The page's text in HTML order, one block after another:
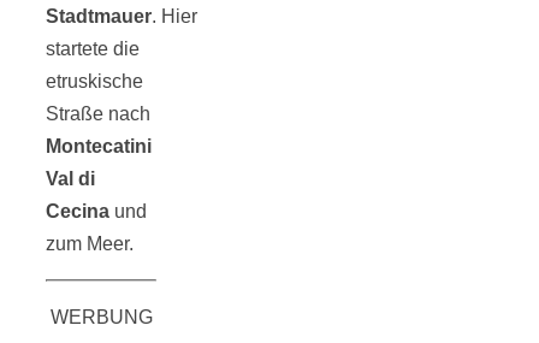
Stadtmauer. Hier
startete die
etruskische
Straße nach
Montecatini
Val di
Cecina und
zum Meer.
WERBUNG